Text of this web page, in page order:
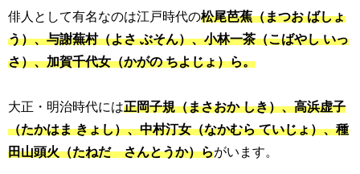
俳人として有名なのは江戸時代の松尾芭蕉（まつお ばしょ
う）、与謝蕪村（よさ ぶそん）、小林一茶（こばやし いっ
さ）、加賀千代女（かがの ちよじょ）ら。
大正・明治時代には正岡子規（まさおか しき）、高浜虚子
（たかはま きょし）、中村汀女（なかむら ていじょ）、種
田山頭火（たねだ さんとうか）らがいます。